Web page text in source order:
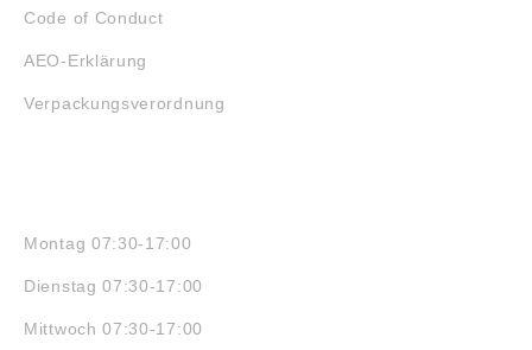
Code of Conduct
AEO-Erklärung
Verpackungsverordnung
Montag 07:30-17:00
Dienstag 07:30-17:00
Mittwoch 07:30-17:00